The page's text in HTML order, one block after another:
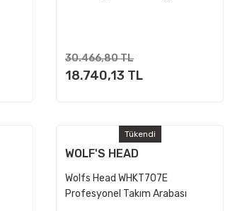
30.466,80 TL
18.740,13 TL
Tükendi
WOLF'S HEAD
Wolfs Head WHKT707E
Profesyonel Takım Arabası